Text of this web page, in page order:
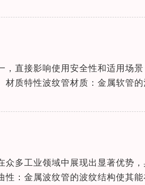
直接影响使用安全性和适用场
材质特性波纹管材质：金属软管
多工业领域中展现出显著优势
：金属波纹管的波纹结构使其